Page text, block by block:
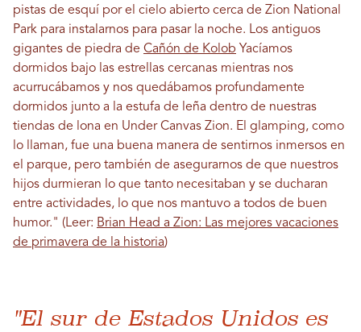
pistas de esquí por el cielo abierto cerca de Zion National
Park para instalarnos para pasar la noche. Los antiguos
gigantes de piedra de Cañón de Kolob Yacíamos
dormidos bajo las estrellas cercanas mientras nos
acurrucábamos y nos quedábamos profundamente
dormidos junto a la estufa de leña dentro de nuestras
tiendas de lona en Under Canvas Zion. El glamping, como
lo llaman, fue una buena manera de sentirnos inmersos en
el parque, pero también de asegurarnos de que nuestros
hijos durmieran lo que tanto necesitaban y se ducharan
entre actividades, lo que nos mantuvo a todos de buen
humor." (Leer: Brian Head a Zion: Las mejores vacaciones
de primavera de la historia)
"El sur de Estados Unidos es